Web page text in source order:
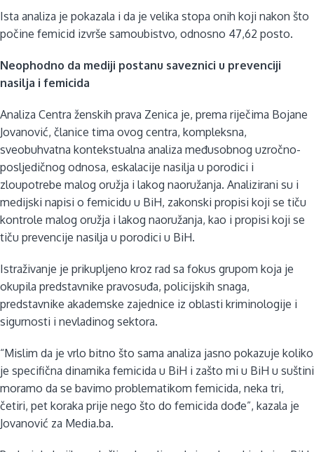
Ista analiza je pokazala i da je velika stopa onih koji nakon što
počine femicid izvrše samoubistvo, odnosno 47,62 posto.
Neophodno da mediji postanu saveznici u prevenciji
nasilja i femicida
Analiza Centra ženskih prava Zenica je, prema riječima Bojane
Jovanović, članice tima ovog centra, kompleksna,
sveobuhvatna kontekstualna analiza međusobnog uzročno-
posljedičnog odnosa, eskalacije nasilja u porodici i
zloupotrebe malog oružja i lakog naoružanja. Analizirani su i
medijski napisi o femicidu u BiH, zakonski propisi koji se tiču
kontrole malog oružja i lakog naoružanja, kao i propisi koji se
tiču prevencije nasilja u porodici u BiH.
Istraživanje je prikupljeno kroz rad sa fokus grupom koja je
okupila predstavnike pravosuđa, policijskih snaga,
predstavnike akademske zajednice iz oblasti kriminologije i
sigurnosti i nevladinog sektora.
“Mislim da je vrlo bitno što sama analiza jasno pokazuje koliko
je specifična dinamika femicida u BiH i zašto mi u BiH u suštini
moramo da se bavimo problematikom femicida, neka tri,
četiri, pet koraka prije nego što do femicida dođe”, kazala je
Jovanović za Media.ba.